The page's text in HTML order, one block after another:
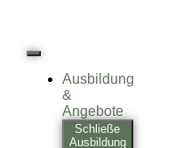
Ausbildung
&
Angebote
Schließe
Ausbildung